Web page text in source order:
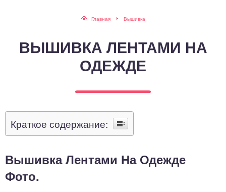
Главная Вышивка
ВЫШИВКА ЛЕНТАМИ НА
ОДЕЖДЕ
Краткое содержание:
Вышивка Лентами На Одежде
Фото.